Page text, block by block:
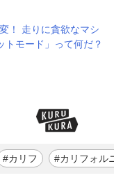
！ 走りに貪欲なマシ
トモード」って何だ？
#カリフ #カリフォル